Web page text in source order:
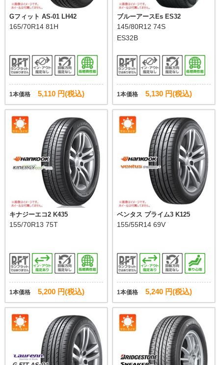
Gフィット AS-01 LH42
165/70R14 81H
1本価格 5,110 円(税込)
ブルーアースEs ES32
145/80R12 74S
ES32B
1本価格 5,130 円(税込)
キナジーエコ2 K435
155/70R13 75T
1本価格 5,200 円(税込)
ベンタス プライム3 K125
155/55R14 69V
1本価格 5,240 円(税込)